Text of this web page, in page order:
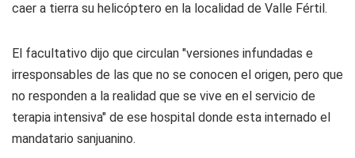
caer a tierra su helicóptero en la localidad de Valle Fértil.
El facultativo dijo que circulan "versiones infundadas e
irresponsables de las que no se conocen el origen, pero que
no responden a la realidad que se vive en el servicio de
terapia intensiva" de ese hospital donde esta internado el
mandatario sanjuanino.